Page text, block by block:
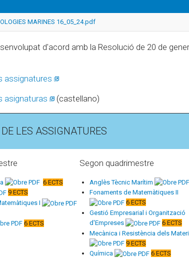
MARINES 16_05_24.pdf
d'acord amb la Resolució de 20 de
assignatures
asignaturas
(castellano)
LES ASSIGNATURES
6 ECTS
9 ECTS
I
6 ECTS
Segon quadrimestre
Anglès Tècnic Marítim
Fonaments de Matemàtiques II
6 ECTS
Gestió Empresarial i Organització
d'Empreses
6 ECTS
Mecànica i Resistència dels
9 ECTS
Química
6 ECTS